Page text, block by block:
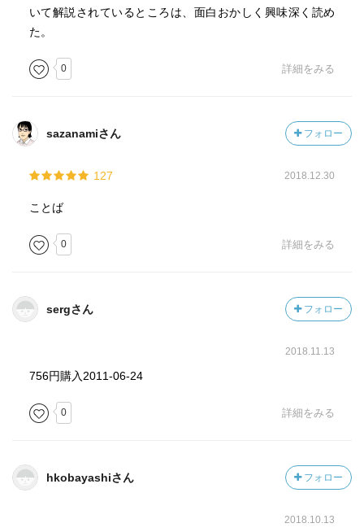
いて解説されているところは、面白おかしく興味深く読め
た。
0 詳細をみる
sazanamiさん フォロー
127 2018.12.30
ことば
0 詳細をみる
sergさん フォロー
2018.11.13
756円購入2011-06-24
0 詳細をみる
hkobayashiさん フォロー
2018.10.13